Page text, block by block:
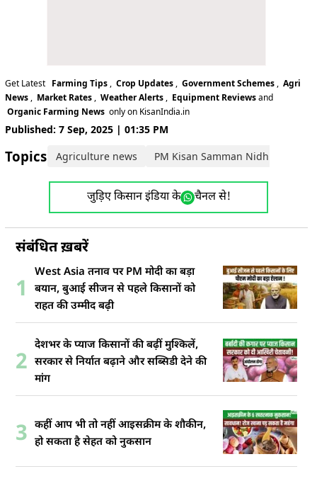
Get Latest Farming Tips , Crop Updates , Government Schemes , Agri
News , Market Rates , Weather Alerts , Equipment Reviewsand
Organic Farming News only on KisanIndia.in
Published: 7 Sep, 2025 | 01:35 PM
Topics: Agriculture news PM Kisan Samman Nidhi Yojana
जुड़िए किसान इंडिया के चैनल से!
संबंधित ख़बरें
1
West Asia तनाव पर PM मोदी का बड़ा
बयान, बुआई सीजन से पहले किसानों को
राहत की उम्मीद बढ़ी
2
देशभर के प्याज किसानों की बढ़ीं मुश्किलें,
सरकार से निर्यात बढ़ाने और सब्सिडी देने की
मांग
3 कहीं आप भी तो नहीं आइसक्रीम के शौकीन,
हो सकता है सेहत को नुकसान